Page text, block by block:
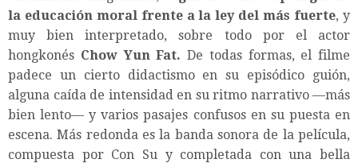
la educación moral frente a la ley del más fuerte, y
muy bien interpretado, sobre todo por el actor
hongkonés Chow Yun Fat. De todas formas, el filme
padece un cierto didactismo en su episódico guión,
alguna caída de intensidad en su ritmo narrativo —más
bien lento— y varios pasajes confusos en su puesta en
escena. Más redonda es la banda sonora de la película,
compuesta por Con Su y completada con una bella